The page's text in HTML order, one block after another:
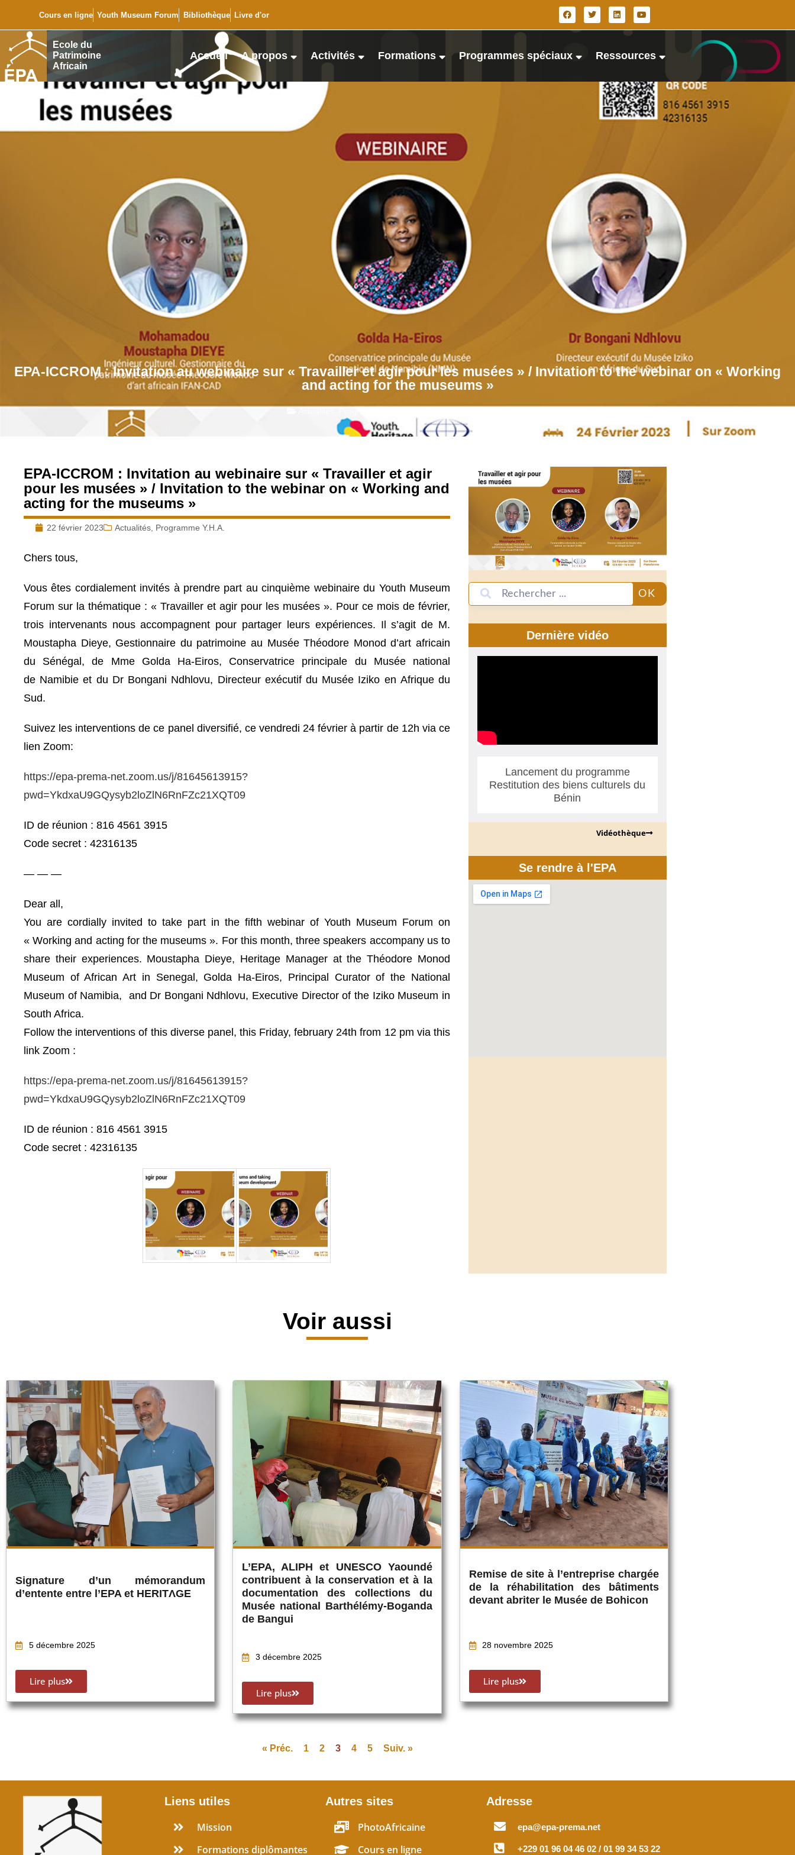
Cours en ligne Youth Museum Forum Bibliothèque Livre d'or
Ecole du
Patrimoine
Africain
Accueil A propos Activités Formations Programmes spéciaux Ressources
EPA-ICCROM : Invitation au webinaire sur « Travailler et agir pour les musées » / Invitation to the webinar on « Working
and acting for the museums »
EPA-ICCROM : Invitation au webinaire sur « Travailler et agir
pour les musées » / Invitation to the webinar on « Working and
acting for the museums »
22 février 2023 Actualités Programme Y.H.A.
Chers tous,
Vous êtes cordialement invités à prendre part au cinquième webinaire du Youth Museum
Forum sur la thématique : « Travailler et agir pour les musées ». Pour ce mois de février,
trois intervenants nous accompagnent pour partager leurs expériences. Il s’agit de M.
Moustapha Dieye, Gestionnaire du patrimoine au Musée Théodore Monod d’art africain
du
Sénégal, de Mme Golda Ha-Eiros, Conservatrice principale du Musée national
de Namibie et du Dr Bongani Ndhlovu, Directeur exécutif du Musée Iziko en Afrique du
Sud.
Suivez les interventions de ce panel diversifié, ce vendredi 24 février à partir de 12h via ce
lien Zoom:
https://epa-prema-net.zoom.us/j/81645613915?
pwd=YkdxaU9GQysyb2loZlN6RnFZc21XQT09
ID de réunion : 816 4561 3915
Code secret : 42316135
— — —
Dear all,
You are cordially invited to take part in the fifth webinar of Youth Museum Forum on
« Working and acting for the museums ». For this month, three speakers accompany us to
share their experiences. Moustapha Dieye, Heritage Manager at the Théodore Monod
Museum of African Art in Senegal, Golda Ha-Eiros, Principal Curator of the National
Museum of Namibia, and Dr Bongani Ndhlovu, Executive Director of the Iziko Museum in
South Africa.
Follow the interventions of this diverse panel, this Friday, february 24th from 12 pm via this
link Zoom :
https://epa-prema-net.zoom.us/j/81645613915?
pwd=YkdxaU9GQysyb2loZlN6RnFZc21XQT09
ID de réunion : 816 4561 3915
Code secret : 42316135
OK
Dernière vidéo
Lancement du programme
Restitution des biens culturels du
Bénin
Vidéothèque
Se rendre à l'EPA
Voir aussi
Signature d’un mémorandum
d’entente entre l’EPA et HERITΛGE
5 décembre 2025
Lire plus
L’EPA, ALIPH et UNESCO Yaoundé
contribuent à la conservation et à la
documentation des collections du
Musée national Barthélémy-Boganda
de Bangui
3 décembre 2025
Lire plus
Remise de site à l’entreprise chargée
de la réhabilitation des bâtiments
devant abriter le Musée de Bohicon
28 novembre 2025
Lire plus
« Préc. 1 2 3 4 5 Suiv. »
Liens utiles
Mission
Formations diplômantes
Autres sites
PhotoAfricaine
Cours en ligne
Adresse
epa@epa-prema.net
+229 01 96 04 46 02 / 01 99 34 53 22